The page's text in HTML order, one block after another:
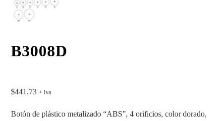
B3008D
$441.73 + Iva
Botón de plástico metalizado “ABS”, 4 orificios, color dorado,